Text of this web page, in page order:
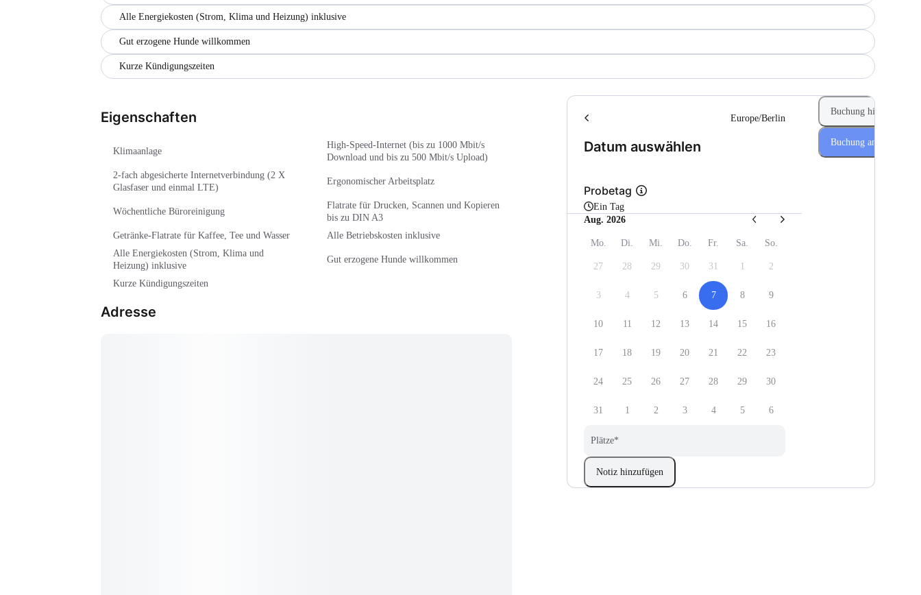
Alle Energiekosten (Strom, Klima und Heizung) inklusive
Gut erzogene Hunde willkommen
Kurze Kündigungszeiten
Eigenschaften
Klimaanlage
High-Speed-Internet (bis zu 1000 Mbit/s
Download und bis zu 500 Mbit/s Upload)
2-fach abgesicherte Internetverbindung (2 X
Glasfaser und einmal LTE)
Ergonomischer Arbeitsplatz
Wöchentliche Büroreinigung
Flatrate für Drucken, Scannen und Kopieren
bis zu DIN A3
Getränke-Flatrate für Kaffee, Tee und Wasser
Alle Betriebskosten inklusive
Alle Energiekosten (Strom, Klima und
Heizung) inklusive
Gut erzogene Hunde willkommen
Kurze Kündigungszeiten
Adresse
Datum auswählen
Europe/Berlin
Probetag
Ein Tag
Aug. 2026
Mo. Di. Mi. Do. Fr. Sa. So.
27 28 29 30 31 1 2
3 4 5 6 7 8 9
10 11 12 13 14 15 16
17 18 19 20 21 22 23
24 25 26 27 28 29 30
31 1 2 3 4 5 6
Plätze*
Notiz hinzufügen
Buchung hinzufügen
Buchung anfragen